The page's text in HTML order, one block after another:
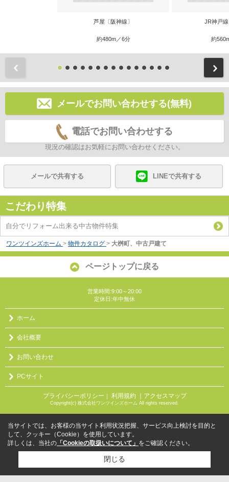
芦屋〔阪神線〕
約480m／6分
JR神戸
約
メールでお問い合わせする(無料)
電話でお問い合わせする
現況の確認はお気軽にお問い合わせください。
メールで共有する LINEで共有する
こだわり特集
自分でリフォーム出来る中古物件特集
ワンツインズホーム > 物件カタログ > 大桝町、中古戸建て
ページトップに戻る
営業時間:9:00～20:00
定休日:年中無休
ホーム
会社概要
お問い合わせ
PCサイト
プライバシーポリシー 利用規約 ｜アクセスマップ
Copyright(c) 株式会社ワンツインズホーム All rights reserved.
当サイトでは、お客様の当サイト利用状況把握、サービス向上検討を目的と
して、クッキー（Cookie）を使用しています。
詳しくは、当社の 「Cookieの取扱いについて」 をご確認ください。
閉じる